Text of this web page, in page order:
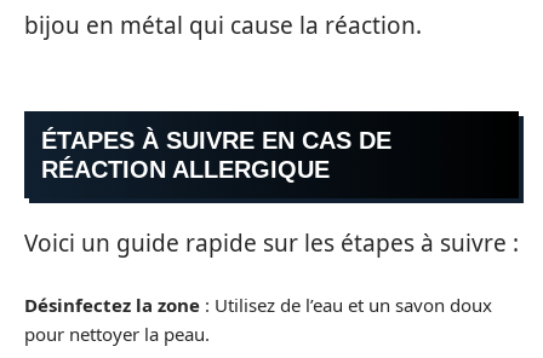
bijou en métal qui cause la réaction.
ÉTAPES À SUIVRE EN CAS DE
RÉACTION ALLERGIQUE
Voici un guide rapide sur les étapes à suivre :
Désinfectez la zone : Utilisez de l’eau et un savon doux
pour nettoyer la peau.